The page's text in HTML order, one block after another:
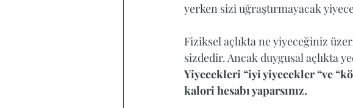
yerken sizi uğraştırmayacak
Fiziksel açlıkta ne yiyeceğiniz
sizdedir. Ancak duygusal açlıkta
Yiyecekleri “iyi yiyecekler “ve
kalori hesabı yaparsınız.